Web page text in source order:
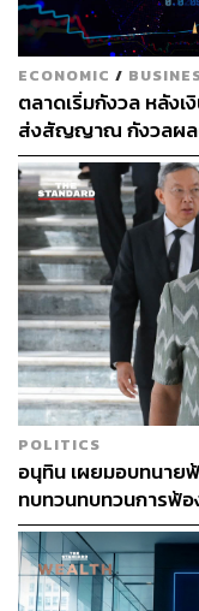
Metaverse ซึ่งการเ
ขาดทุน 2.8 พันล้านด
Reality Labs ซึ่งรับผิ
Virtual Reality ที่เกี่ย
Reality โดยแผนกนี้ท
สำคัญยังมีการประเมิ
ลงไปอีก
ภาพ: Tobias Hase /
อ้างอิง:
https://
nings/
https://
eta-earnings-
สามารถติดตา
ผ่านแอปพลิเคชันต่า
ECONOMIC /
ตลาดเริ่มกังวล หลัง
ส่งสัญญาณ กังวลผล
POLITICS
อนุทิน เผยมอบทนาย
ทบทวนทบทวนการฟ้อ